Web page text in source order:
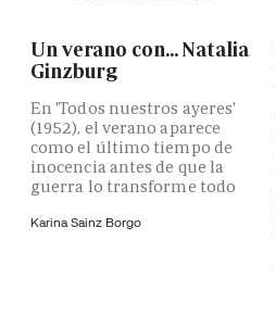
Un verano con... Natalia
Ginzburg
En 'Todos nuestros ayeres'
(1952), el verano aparece
como el último tiempo de
inocencia antes de que la
guerra lo transforme todo
Karina Sainz Borgo